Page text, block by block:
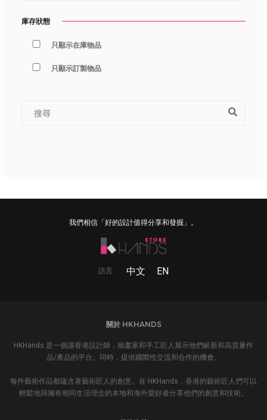
庫存狀態
只顯示在庫物品
只顯示訂製物品
我們相信「好的設計值得分享和發掘」。
語言 中文 EN
關於 HKHANDS
HKHands 是一個讓香港設計師，插畫家和手工匠人展示他們嶄新和高質量作
品/產品的平台。同時，提供國際性交流和合作的機會。
每件藝術作品都蘊含著藝術匠人的創意。在 HKHands，香港的藝術匠人們可以
輕鬆地與擁有相同生活理念的本地和海外愛好者分享他們的創意和技術。